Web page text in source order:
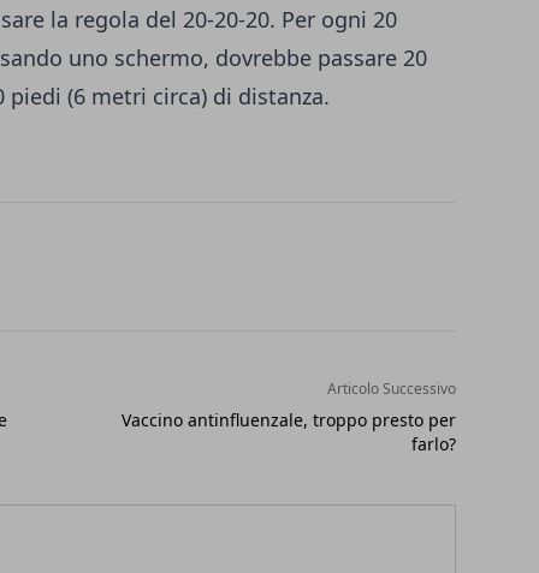
la regola del 20-20-20. Per ogni 20
uno schermo, dovrebbe passare 20
piedi (6 metri circa) di distanza.
Articolo Successivo
Vaccino antinfluenzale, troppo presto per
farlo?